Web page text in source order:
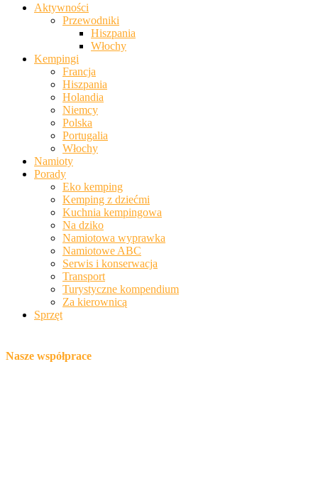
Aktywności
Przewodniki
Hiszpania
Włochy
Kempingi
Francja
Hiszpania
Holandia
Niemcy
Polska
Portugalia
Włochy
Namioty
Porady
Eko kemping
Kemping z dziećmi
Kuchnia kempingowa
Na dziko
Namiotowa wyprawka
Namiotowe ABC
Serwis i konserwacja
Transport
Turystyczne kompendium
Za kierownicą
Sprzęt
Nasze współprace